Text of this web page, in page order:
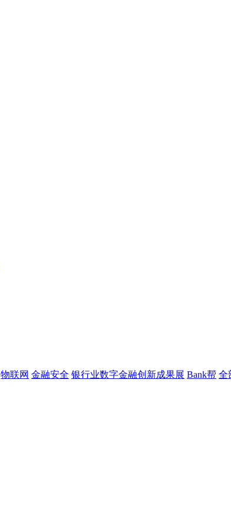
物联网 金融安全 银行业数字金融创新成果展 Bank帮 全